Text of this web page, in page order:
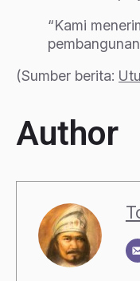
“Kami
(Sumber berita:
Author